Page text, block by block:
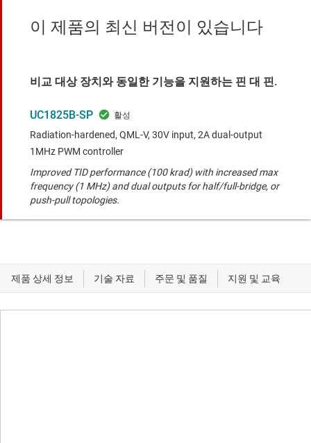
이 제품의 최신 버전이 있습니다
비교 대상 장치와 동일한 기능을 지원하는 핀 대 핀.
UC1825B-SP
Radiation-hardened, QML-V, 30V input, 2A dual-output
1MHz PWM controller
Improved TID performance (100 krad) with increased max
frequency (1 MHz) and dual outputs for half/full-bridge, or
push-pull topologies.